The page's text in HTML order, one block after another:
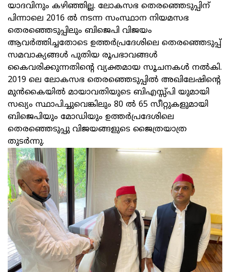
യാദവിനും കഴിഞ്ഞില്ല. ലോകസഭ തെരഞ്ഞെടുപ്പിന്‌
പിന്നാലെ 2016 ല്‍ നടന്ന സംസ്ഥാന നിയമസഭ
തെരഞ്ഞെടുപ്പിലും ബിജെപി വിജയം
ആവര്‍ത്തിച്ചതോടെ ഉത്തര്‍പ്രദേശിലെ തെരഞ്ഞെടുപ്പ്‌
സമവാക്യങ്ങള്‍ പുതിയ രൂപഭാവങ്ങള്‍
കൈവരിക്കുന്നതിന്റെ വ്യക്തമായ സൂചനകള്‍ നല്‍കി.
2019 ലെ ലോകസഭ തെരഞ്ഞെടുപ്പില്‍ അഖിലേഷിന്റെ
മുന്‍കൈയില്‍ മായാവതിയുടെ ബിഎസ്സ്‌പി യുമായി
സഖ്യം സ്ഥാപിച്ചുവെങ്കിലും 80 ല്‍ 65 സീറ്റുകളുമായി
ബിജെപിയും മോഡിയും ഉത്തര്‍പ്രദേശിലെ
തെരഞ്ഞെടുപ്പു വിജയങ്ങളുടെ ജൈത്രയാത്ര
തുടര്‍ന്നു.